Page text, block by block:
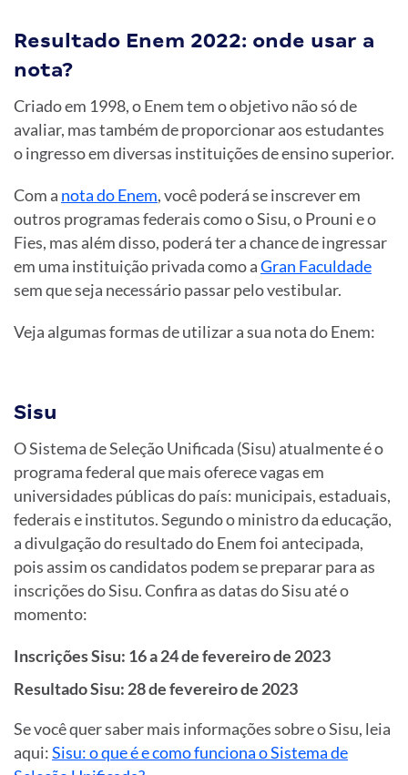
Resultado Enem 2022: onde usar a
nota?
Criado em 1998, o Enem tem o objetivo não só de
avaliar, mas também de proporcionar aos estudantes
o ingresso em diversas instituições de ensino superior.
Com a nota do Enem, você poderá se inscrever em
outros programas federais como o Sisu, o Prouni e o
Fies, mas além disso, poderá ter a chance de ingressar
em uma instituição privada como aGran Faculdade
sem que seja necessário passar pelo vestibular.
Veja algumas formas de utilizar a sua nota do Enem:
Sisu
O Sistema de Seleção Unificada (Sisu) atualmente é o
programa federal que mais oferece vagas em
universidades públicas do país: municipais, estaduais,
federais e institutos. Segundo o ministro da educação,
a divulgação do resultado do Enem foi antecipada,
pois assim os candidatos podem se preparar para as
inscrições do Sisu. Confira as datas do Sisu até o
momento:
Inscrições Sisu: 16 a 24 de fevereiro de 2023
Resultado Sisu: 28 de fevereiro de 2023
Se você quer saber mais informações sobre o Sisu, leia
aqui:Sisu: o que é e como funciona o Sistema de